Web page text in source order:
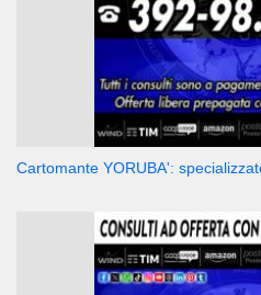
Cartomante YORUBA':